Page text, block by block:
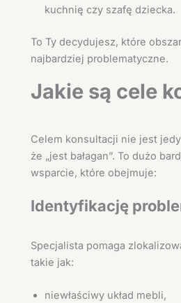
kuchnię czy szafę dziecka.
To Ty decydujesz, które
najbardziej problematyczne.
Jakie są cele
Celem konsultacji nie jest
że „jest bałagan”. To dużo
wsparcie, które obejmuje:
Identyfikację
Specjalista pomaga
takie jak:
niewłaściwy układ mebli,